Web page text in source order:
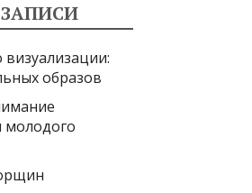
визуализации:
образов
молодого